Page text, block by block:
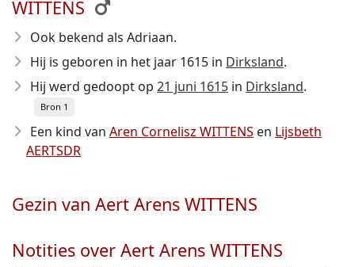
WITTENS
Ook bekend als Adriaan.
Hij is geboren in het jaar 1615 in Dirksland.
Hij werd gedoopt op 21 juni 1615 in Dirksland.
Bron 1
Een kind van Aren Cornelisz WITTENS en Lijsbeth
AERTSDR
Gezin van Aert Arens WITTENS
Notities over Aert Arens WITTENS